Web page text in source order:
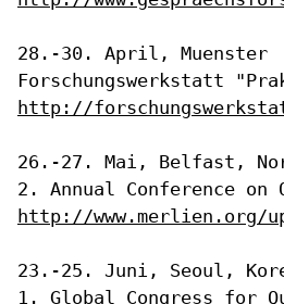
28.-30. April, Muenster
http://
26.-27. Mai, Belfast,
http://www.merlien.org/
23.-25. Juni, Seoul,